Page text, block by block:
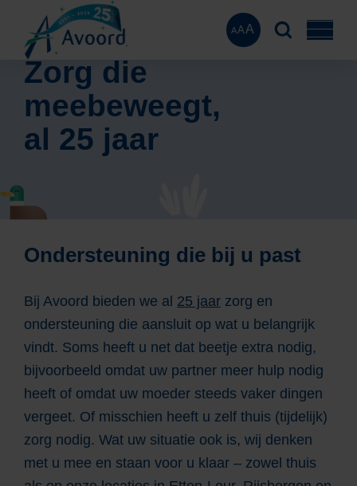
AAA
Zorg die
meebeweegt,
al 25 jaar
Ondersteuning die bij u past
Bij Avoord bieden we al 25 jaar zorg en
ondersteuning die aansluit op wat u belangrijk
vindt. Soms heeft u net dat beetje extra nodig,
bijvoorbeeld omdat uw partner meer hulp nodig
heeft of omdat uw moeder steeds vaker dingen
vergeet. Of misschien heeft u zelf thuis (tijdelijk)
zorg nodig. Wat uw situatie ook is, wij denken
met u mee en staan voor u klaar – zowel thuis